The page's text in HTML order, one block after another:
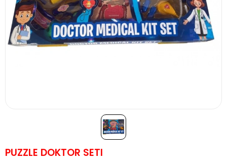
PUZZLE DOKTOR SETI